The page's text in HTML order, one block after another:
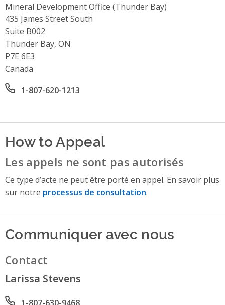
Mineral Development Office (Thunder Bay)
Address
435 James Street South
Suite B002
Thunder Bay, ON
P7E 6E3
Canada
Office phone number
1-807-620-1213
How to Appeal
Les appels ne sont pas autorisés
Ce type d’acte ne peut être porté en appel. En savoir plus
sur notre processus de consultation.
Communiquer avec nous
Contact
Larissa Stevens
Phone number
1-807-630-9468